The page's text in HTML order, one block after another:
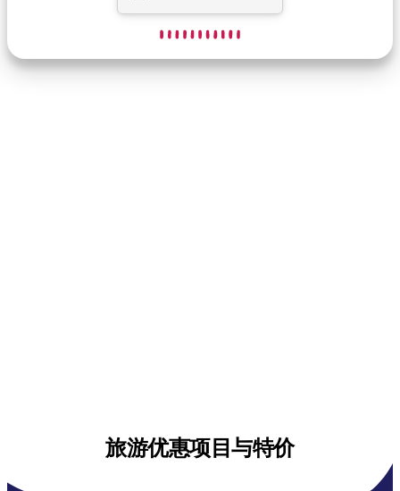
旅游优惠项目与特价